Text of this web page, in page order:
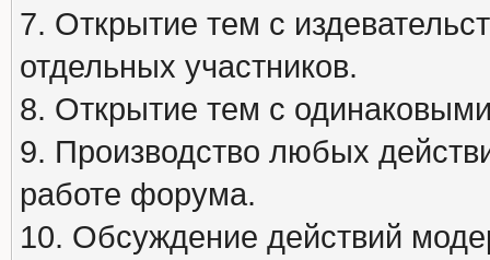
7. Открытие тем с
отдельных участников.
8. Открытие тем с
9. Производство любых
работе форума.
10. Обсуждение действий